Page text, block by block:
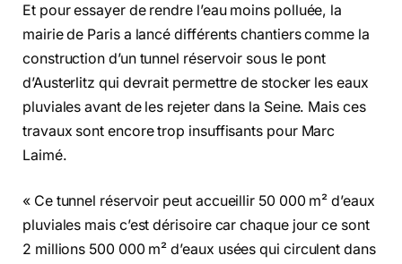
Et pour essayer de rendre l’eau moins polluée, la
mairie de Paris a lancé différents chantiers comme la
construction d’un tunnel réservoir sous le pont
d’Austerlitz qui devrait permettre de stocker les eaux
pluviales avant de les rejeter dans la Seine. Mais ces
travaux sont encore trop insuffisants pour Marc
Laimé.
« Ce tunnel réservoir peut accueillir 50 000 m² d’eaux
pluviales mais c’est dérisoire car chaque jour ce sont
2 millions 500 000 m² d’eaux usées qui circulent dans